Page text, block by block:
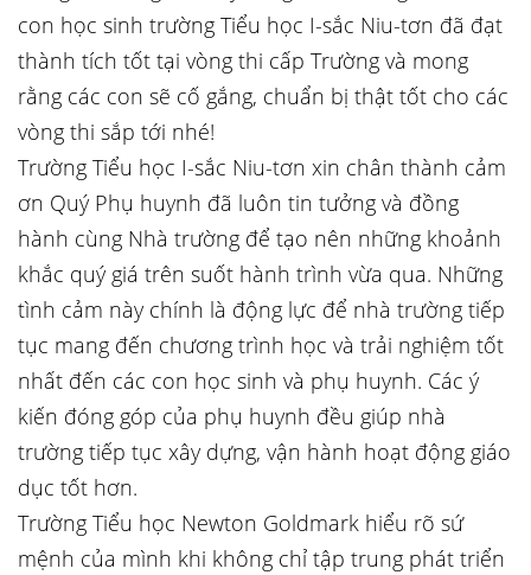
con học sinh trường Tiểu học I-sắc Niu-tơn đã đạt
thành tích tốt tại vòng thi cấp Trường và mong
rằng các con sẽ cố gắng, chuẩn bị thật tốt cho các
vòng thi sắp tới nhé!
Trường Tiểu học I-sắc Niu-tơn xin chân thành cảm
ơn Quý Phụ huynh đã luôn tin tưởng và đồng
hành cùng Nhà trường để tạo nên những khoảnh
khắc quý giá trên suốt hành trình vừa qua. Những
tình cảm này chính là động lực để nhà trường tiếp
tục mang đến chương trình học và trải nghiệm tốt
nhất đến các con học sinh và phụ huynh. Các ý
kiến đóng góp của phụ huynh đều giúp nhà
trường tiếp tục xây dựng, vận hành hoạt động giáo
dục tốt hơn.
Trường Tiểu học Newton Goldmark hiểu rõ sứ
mệnh của mình khi không chỉ tập trung phát triển